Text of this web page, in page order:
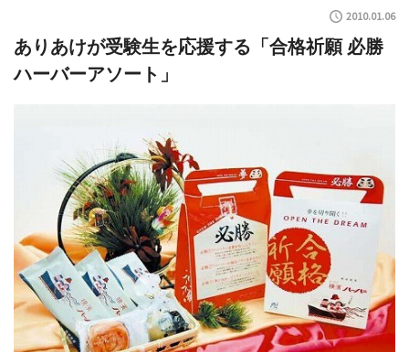
2010.01.06
ありあけが受験生を応援する「合格祈願 必勝
ハーバーアソート」